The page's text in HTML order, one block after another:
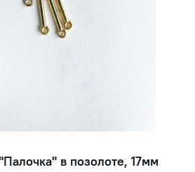
в позолоте, 17мм